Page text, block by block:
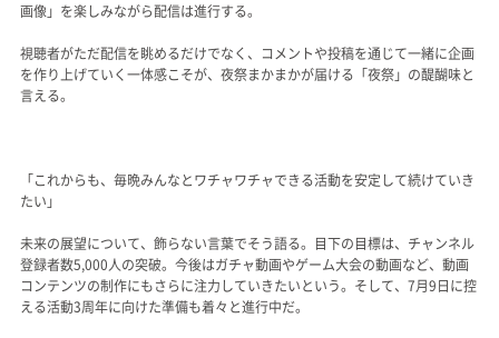
画像」を楽しみながら配信は進行する。
視聴者がただ配信を眺めるだけでなく、コメントや投稿を通じて一緒に企画
を作り上げていく一体感こそが、夜祭まかまかが届ける「夜祭」の醍醐味と
言える。
「これからも、毎晩みんなとワチャワチャできる活動を安定して続けていき
たい」
未来の展望について、飾らない言葉でそう語る。目下の目標は、チャンネル
登録者数5,000人の突破。今後はガチャ動画やゲーム大会の動画など、動画
コンテンツの制作にもさらに注力していきたいという。そして、7月9日に控
える活動3周年に向けた準備も着々と進行中だ。